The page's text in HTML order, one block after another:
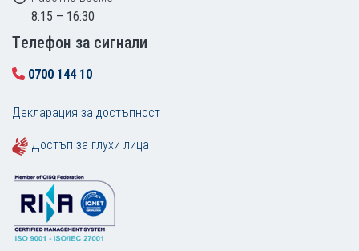
8:15 – 16:30
Tелефон за сигнали
0700 144 10
Декларация за достъпност
Достъп за глухи лица